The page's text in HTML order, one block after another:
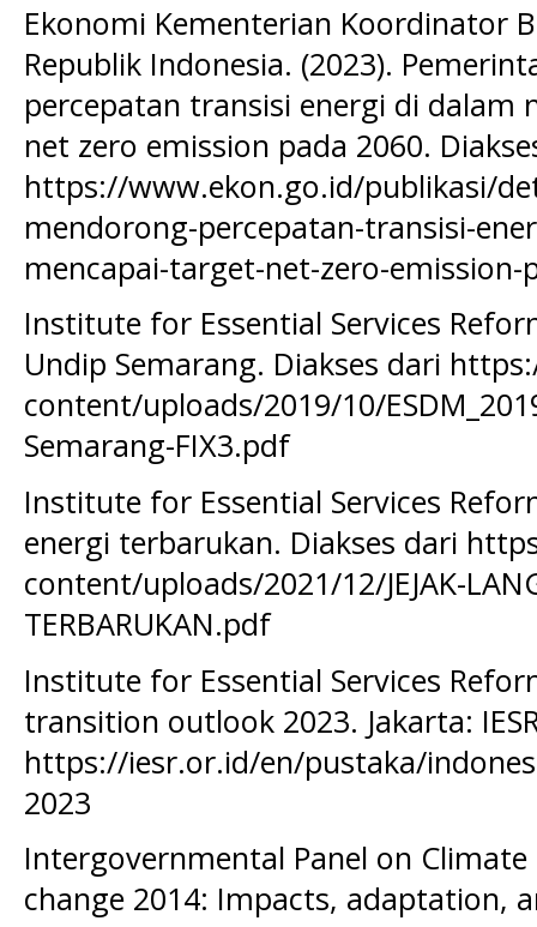
Ekonomi Kementerian Koordinator
Republik Indonesia. (2023).
percepatan transisi energi di dalam
net zero emission pada 2060.
https://www.ekon.go.id/publikasi/
mendorong-percepatan-transisi-
mencapai-target-net-zero-emission-
Institute for Essential Services
Undip Semarang. Diakses dari
content/uploads/2019/10/
Semarang-FIX3.pdf
Institute for Essential Services
energi terbarukan. Diakses dari
content/uploads/2021/12/JEJAK-
TERBARUKAN.pdf
Institute for Essential Services
transition outlook 2023. Jakarta:
https://iesr.or.id/en/pustaka/
2023
Intergovernmental Panel on Climate
change 2014: Impacts, adaptation,